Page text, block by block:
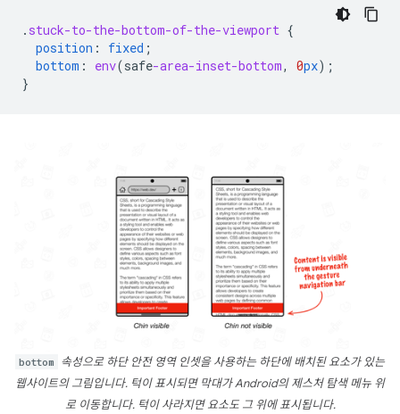
. stuck-to-the-bottom-of-the-viewport {
position : fixed ;
bottom : env(safe-area-inset-bottom, 0px);
}
bottom 속성으로 하단 안전 영역 인셋을 사용하는 하단에 배치된 요소가 있는
웹사이트의 그림입니다. 턱이 표시되면 막대가 Android의 제스처 탐색 메뉴 위
로 이동합니다. 턱이 사라지면 요소도 그 위에 표시됩니다.